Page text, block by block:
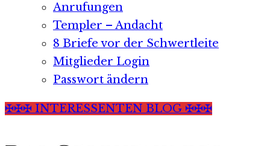
Anrufungen
Templer – Andacht
8 Briefe vor der Schwertleite
Mitglieder Login
Passwort ändern
✠✠✠ INTERESSENTEN BLOG ✠✠✠